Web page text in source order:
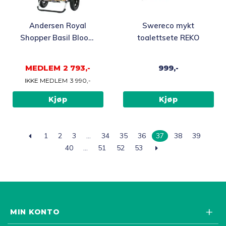
Andersen Royal
Shopper Basil Bloom
MEDLEM 2 793,-
IKKE MEDLEM 3 990,-
Kjøp
Swereco mykt
toalettsete REKO
999,-
Kjøp
1 2 3 … 34 35 36 37 38
39
40
… 51 52 53
MIN KONTO